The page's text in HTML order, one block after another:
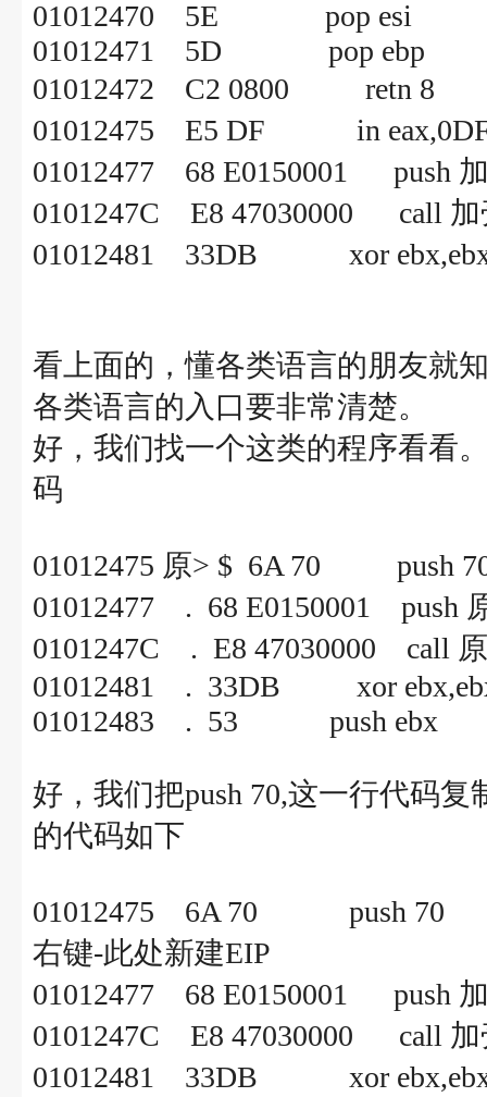
01012470 5E pop esi
01012471 5D pop ebp
01012472 C2 0800 retn
01012475 E5 DF in
01012477 68 E0150001 push 加
0101247C E8 47030000 call 加
01012481 33DB xor
看上面的，懂各类语言的朋友就
各类语言的入口要非常清楚。
好，我们找一个这类的程序看看
码
01012475 原> $ 6A 70
01012477 . 68 E0150001 push
0101247C . E8 47030000 call 原
01012481 . 33DB xor
01012483 . 53 push
好，我们把push 70,这一行代码
的代码如下
01012475 6A 70 push 70
右键-此处新建EIP
01012477 68 E0150001 push 加
0101247C E8 47030000 call 加
01012481 33DB xor